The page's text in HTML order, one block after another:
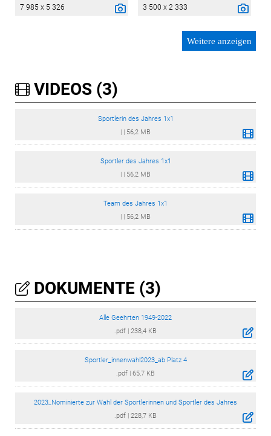
7 985 x 5 326 3 500 x 2 333
Weitere anzeigen
VIDEOS (3)
Sportlerin des Jahres 1x1
56,2 MB
Sportler des Jahres 1x1
56,2 MB
Team des Jahres 1x1
56,2 MB
DOKUMENTE (3)
Alle Geehrten 1949-2022
.pdf
238,4 KB
Sportler_innenwahl2023_ab Platz 4
.pdf
65,7 KB
2023_Nominierte zur Wahl der Sportlerinnen und Sportler des Jahres
.pdf
228,7 KB